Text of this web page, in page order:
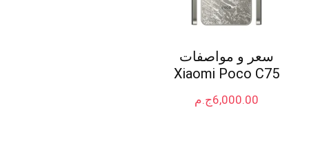
سعر و مواصفات
Xiaomi Poco C75
ج.م6,000.00